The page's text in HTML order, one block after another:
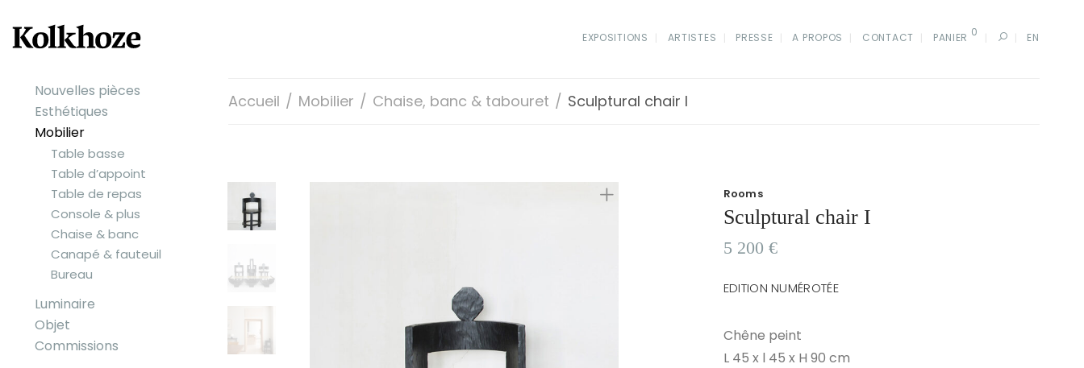
Nouvelles pièces
Esthétiques
Mobilier
Table basse
Table d’appoint
Table de repas
Console & plus
Chaise & banc
Canapé & fauteuil
Bureau
Luminaire
Objet
Commissions
EXPOSITIONS ARTISTES PRESSE A PROPOS CONTACT PANIER 0 EN
Accueil / Mobilier / Chaise, banc & tabouret / Sculptural chair I
Rooms
Sculptural chair I
5 200 €
EDITION NUMÉROTÉE
Chêne peint
L 45 x l 45 x H 90 cm